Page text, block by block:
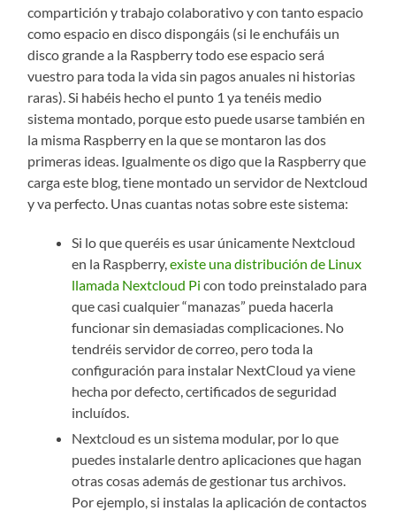
compartición y trabajo colaborativo y con tanto espacio
como espacio en disco dispongáis (si le enchufáis un
disco grande a la Raspberry todo ese espacio será
vuestro para toda la vida sin pagos anuales ni historias
raras). Si habéis hecho el punto 1 ya tenéis medio
sistema montado, porque esto puede usarse también en
la misma Raspberry en la que se montaron las dos
primeras ideas. Igualmente os digo que la Raspberry que
carga este blog, tiene montado un servidor de Nextcloud
y va perfecto. Unas cuantas notas sobre este sistema:
Si lo que queréis es usar únicamente Nextcloud
en la Raspberry,existe una distribución de Linux
llamada Nextcloud Pi con todo preinstalado para
que casi cualquier “manazas” pueda hacerla
funcionar sin demasiadas complicaciones. No
tendréis servidor de correo, pero toda la
configuración para instalar NextCloud ya viene
hecha por defecto, certificados de seguridad
incluídos.
Nextcloud es un sistema modular, por lo que
puedes instalarle dentro aplicaciones que hagan
otras cosas además de gestionar tus archivos.
Por ejemplo, si instalas la aplicación de contactos